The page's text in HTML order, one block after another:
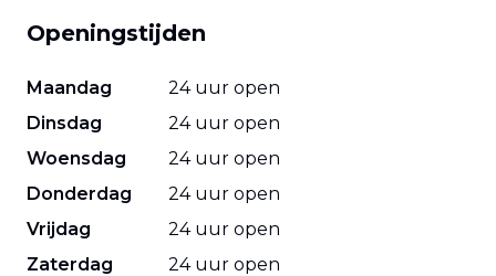
Openingstijden
Maandag
24 uur open
Dinsdag
24 uur open
Woensdag
24 uur open
Donderdag
24 uur open
Vrijdag
24 uur open
Zaterdag
24 uur open